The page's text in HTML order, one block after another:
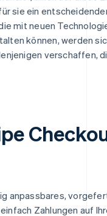
sie ein
mit neuen
können, werden
verschaffen,
anpassbares,
Zahlungen auf